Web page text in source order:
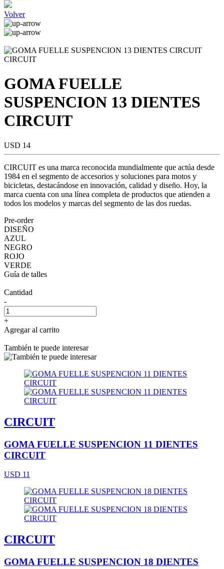
Volver
CIRCUIT
GOMA FUELLE
SUSPENCION 13 DIENTES
CIRCUIT
USD 14
CIRCUIT es una marca reconocida mundialmente que actúa desde
1984 en el segmento de accesorios y soluciones para motos y
bicicletas, destacándose en innovación, calidad y diseño. Hoy, la
marca cuenta con una línea completa de productos que atienden a
todos los modelos y marcas del segmento de las dos ruedas.
Pre-order
DISEÑO
AZUL
NEGRO
ROJO
VERDE
Guía de talles
Cantidad
-
+
Agregar al carrito
También te puede interesar
CIRCUIT
GOMA FUELLE SUSPENCION 11 DIENTES
CIRCUIT
USD 11
CIRCUIT
GOMA FUELLE SUSPENCION 18 DIENTES